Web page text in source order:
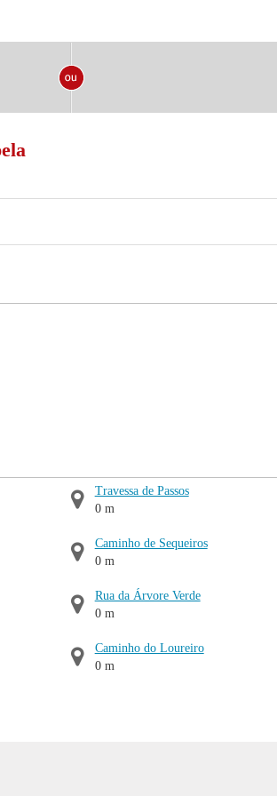
Travessa de Passos
0 m
Caminho de Sequeiros
0 m
Rua da Árvore Verde
0 m
Caminho do Loureiro
0 m